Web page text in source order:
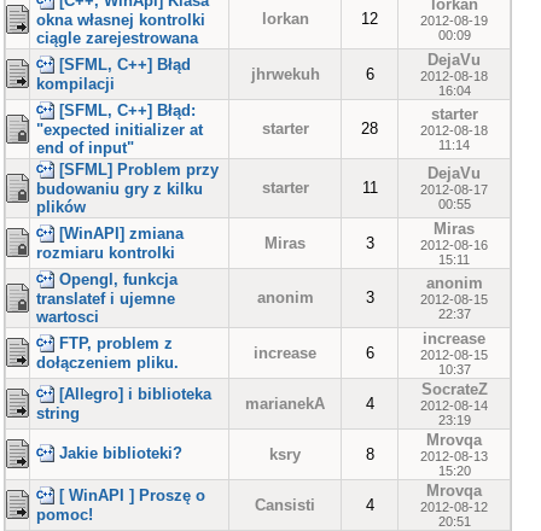
okna własnej kontrolki
ciągle zarejestrowana
lorkan 12
lorkan
2012-08-19
00:09
[SFML, C++] Błąd
kompilacji
jhrwekuh 6
DejaVu
2012-08-18
16:04
[SFML, C++] Błąd:
"expected initializer at
end of input"
starter 28
starter
2012-08-18
11:14
[SFML] Problem przy
budowaniu gry z kilku
plików
starter 11
DejaVu
2012-08-17
00:55
[WinAPI] zmiana
rozmiaru kontrolki
Miras 3
Miras
2012-08-16
15:11
Opengl, funkcja
translatef i ujemne
wartosci
anonim 3
anonim
2012-08-15
22:37
FTP, problem z
dołączeniem pliku.
increase 6
increase
2012-08-15
10:37
[Allegro] i biblioteka
string
marianekA 4
SocrateZ
2012-08-14
23:19
Jakie biblioteki? ksry 8
Mrovqa
2012-08-13
15:20
[ WinAPI ] Proszę o
pomoc!
Cansisti 4
Mrovqa
2012-08-12
20:51